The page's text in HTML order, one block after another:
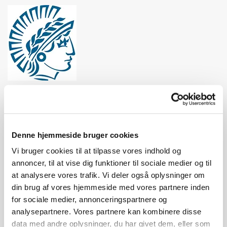
Denne hjemmeside bruger cookies
Vi bruger cookies til at tilpasse vores indhold og
annoncer, til at vise dig funktioner til sociale medier og til
at analysere vores trafik. Vi deler også oplysninger om
din brug af vores hjemmeside med vores partnere inden
for sociale medier, annonceringspartnere og
analysepartnere. Vores partnere kan kombinere disse
data med andre oplysninger, du har givet dem, eller som
Folkeuniversitet
Den historiske fortælling
Torsdag d. 14. november 2024 kl. 19.00-21.30